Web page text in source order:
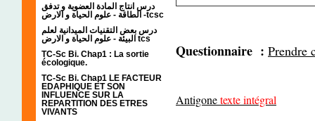
درس انتاج المادة العضوية و تدفق
الطاقة - علوم الحياة و الارض -tcsc
درس بعض التقنيات الميدانية لعلم
البيئة - علوم الحياة و الارض tcs
TC-Sc Bi. Chap1 : La sortie
écologique.
TC-Sc Bi. Chap1 LE FACTEUR
EDAPHIQUE ET SON
INFLUENCE SUR LA
REPARTITION DES ETRES
VIVANTS
Questionnaire : Prendre
Antigonetexte intégral